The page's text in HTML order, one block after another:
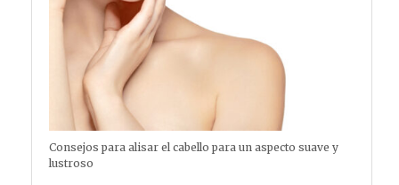
Consejos para alisar el cabello para un aspecto suave y
lustroso